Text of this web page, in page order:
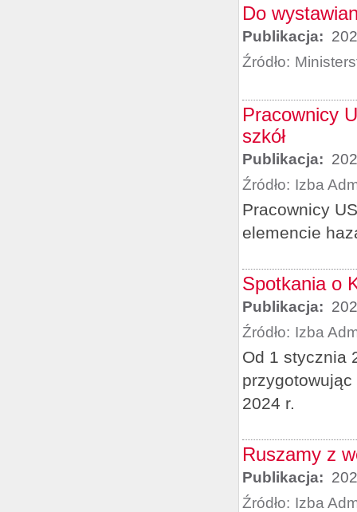
Do
Publikacja:
Źródło:
Pracownicy
szkół
Publikacja:
Źródło: Izba
Pracownicy
elemencie
Spotkania o
Publikacja:
Źródło: Izba
Od 1 stycznia
2024 r.
Ruszamy z
Publikacja:
Źródło: Izba